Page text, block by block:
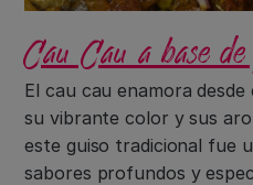
Cau Cau a base de
El cau cau enamora
su vibrante color y sus
este guiso tradicional fue
sabores profundos y